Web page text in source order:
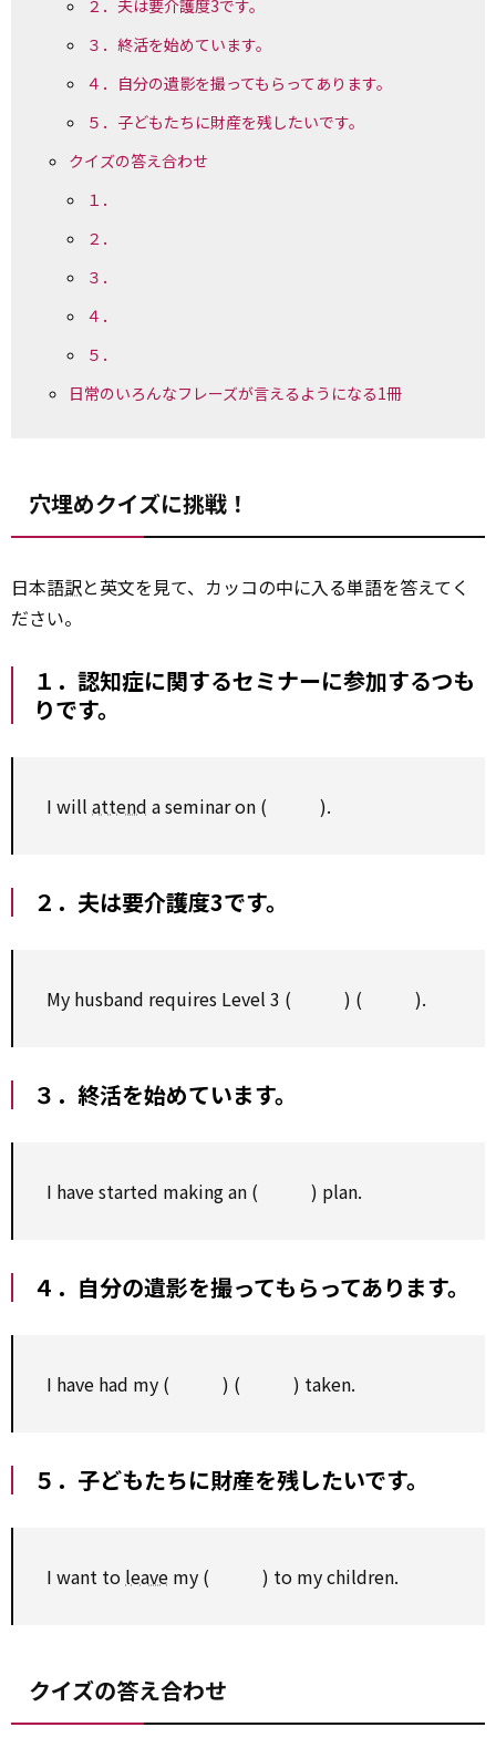
２．夫は要介護度3です。
３．終活を始めています。
４．自分の遺影を撮ってもらってあります。
５．子どもたちに財産を残したいです。
クイズの答え合わせ
１．
２．
３．
４．
５．
日常のいろんなフレーズが言えるようになる1冊
穴埋めクイズに挑戦！
日本語訳と英文を見て、カッコの中に入る単語を答えてく
ださい。
１．認知症に関するセミナーに参加するつも
りです。
I will attend a seminar on ( ).
２．夫は要介護度3です。
My husband requires Level 3 ( ) ( ).
３．終活を始めています。
I have started making an ( ) plan.
４．自分の遺影を撮ってもらってあります。
I have had my ( ) ( ) taken.
５．子どもたちに財産を残したいです。
I want to leave my ( ) to my children.
クイズの答え合わせ